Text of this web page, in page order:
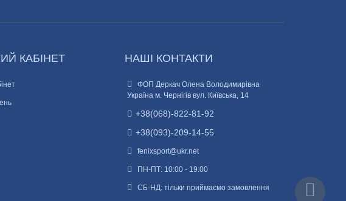
КАБІНЕТ НАШІ КОНТАКТИ
ФОП Деркач Олена Володимирівна
Україна м. Чернігів вул. Київська, 14
+38(068)-822-81-92
+38(093)-209-14-55
fenixsport@ukr.net
ПН-ПТ: 10:00 - 19:00
СБ-НД: тільки приймаємо замовлення